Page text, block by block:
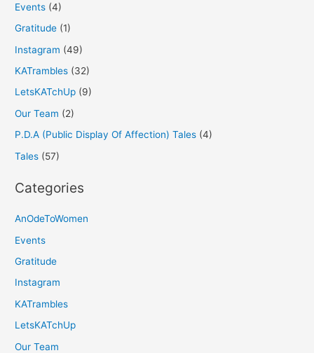
Events (4)
Gratitude (1)
Instagram (49)
KATrambles (32)
LetsKATchUp (9)
Our Team (2)
P.D.A (Public Display Of Affection) Tales (4)
Tales (57)
Categories
AnOdeToWomen
Events
Gratitude
Instagram
KATrambles
LetsKATchUp
Our Team